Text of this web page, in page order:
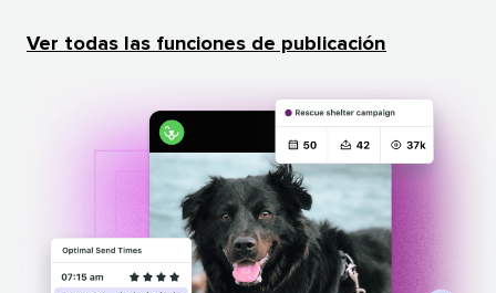
Ver todas las funciones de publicación​​